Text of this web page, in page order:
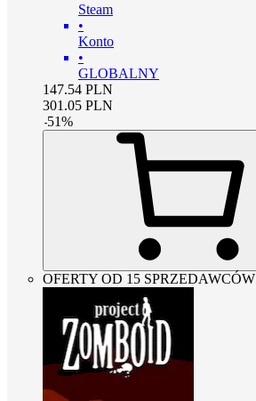
Steam
•
Konto
•
GLOBALNY
147.54 PLN
301.05 PLN
-51%
OFERTY OD 15 SPRZEDAWCÓW